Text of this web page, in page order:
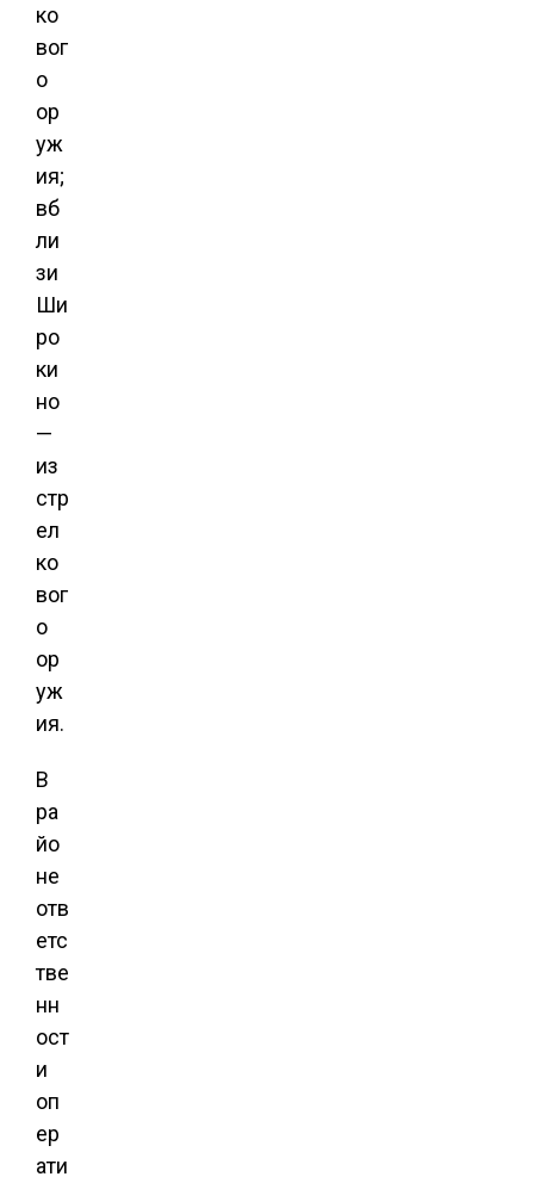
ко
вог
о
ор
уж
ия;
вб
ли
зи
Ши
ро
ки
но
—
из
стр
ел
ко
вог
о
ор
уж
ия.
В
ра
йо
не
отв
етс
тве
нн
ост
и
оп
ер
ати